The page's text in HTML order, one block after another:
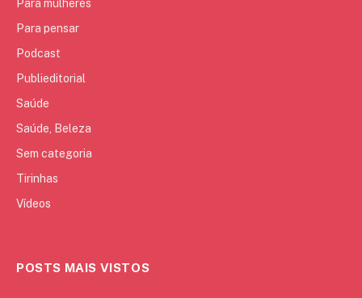
Para mulheres
Para pensar
Podcast
Publieditorial
Saúde
Saúde, Beleza
Sem categoria
Tirinhas
Vídeos
POSTS MAIS VISTOS